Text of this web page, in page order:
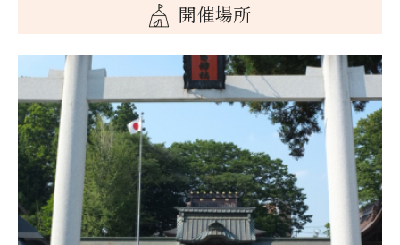
開催場所